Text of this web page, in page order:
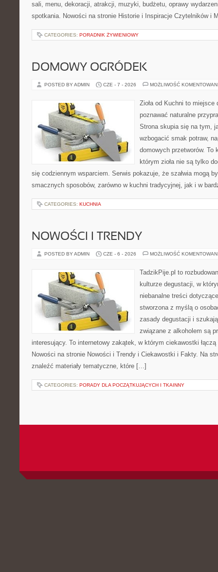
sali, menu, dekoracji, atrakcji, muzyki, budżetu, oprawy
spotkania. Nowości na stronie Historie i Inspiracje Czytelników i
CATEGORIES: PORADNIK ŻYWIENIOWY
DOMOWY OGRÓDEK
POSTED BY ADMIN CZE - 7 - 2026 MOŻLIWOŚĆ
Zioła od Kuchni to
poznawać naturalne
Strona skupia się na tym,
wzbogacić smak potraw,
domowych przetworów. To
którym zioła nie są tylko
się codziennym wsparciem. Serwis pokazuje, że szałwia mogą
smacznych sposobów, zarówno w kuchni tradycyjnej, jak i w
CATEGORIES: KUCHNIA
NOWOŚCI I TRENDY
POSTED BY ADMIN CZE - 6 - 2026 MOŻLIWOŚĆ
TadzikPije.pl to
kulturze degustacji, w
niebanalne treści
stworzona z myślą o
zasady degustacji i
związane z alkoholem są
interesujący. To internetowy zakątek, w którym ciekawostki
Nowości na stronie Nowości i Trendy i Ciekawostki i Fakty. Na
znaleźć materiały tematyczne, które […]
CATEGORIES: PORADY DLA POCZĄTKUJĄCYCH I TKAINNY